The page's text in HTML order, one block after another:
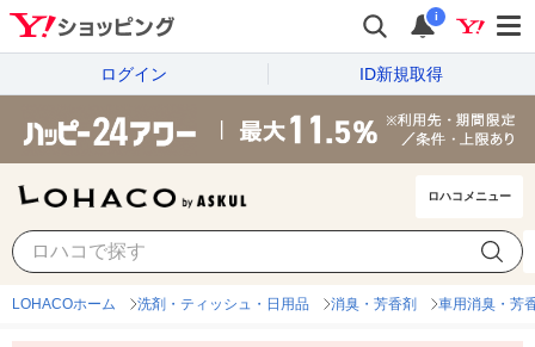
i
ログイン ID新規取得
ロハコメニュー
LOHACOホーム 洗剤・ティッシュ・日用品 消臭・芳香剤 車用消臭・芳